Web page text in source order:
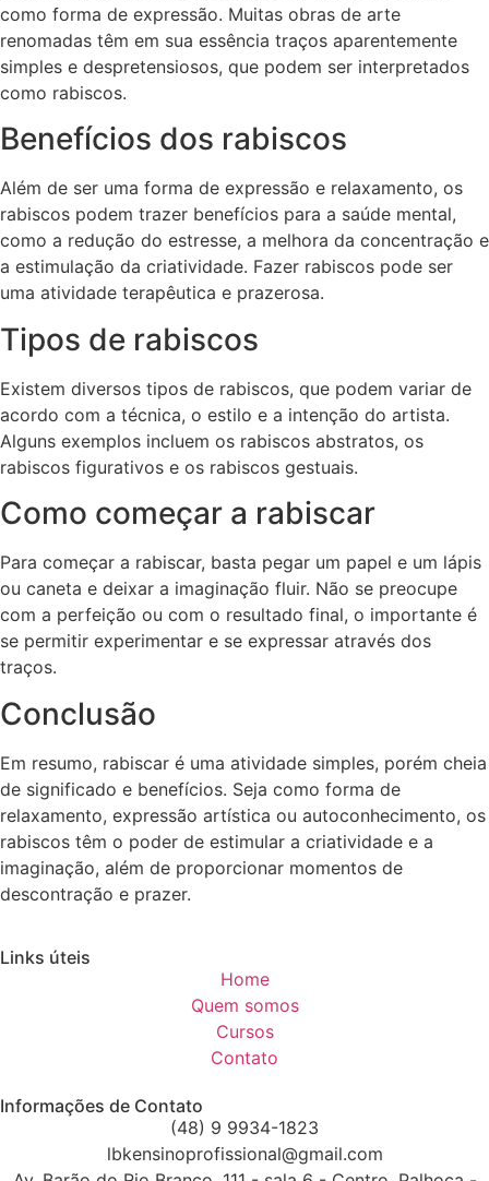
como forma de expressão. Muitas obras de arte
renomadas têm em sua essência traços aparentemente
simples e despretensiosos, que podem ser interpretados
como rabiscos.
Benefícios dos rabiscos
Além de ser uma forma de expressão e relaxamento, os
rabiscos podem trazer benefícios para a saúde mental,
como a redução do estresse, a melhora da concentração e
a estimulação da criatividade. Fazer rabiscos pode ser
uma atividade terapêutica e prazerosa.
Tipos de rabiscos
Existem diversos tipos de rabiscos, que podem variar de
acordo com a técnica, o estilo e a intenção do artista.
Alguns exemplos incluem os rabiscos abstratos, os
rabiscos figurativos e os rabiscos gestuais.
Como começar a rabiscar
Para começar a rabiscar, basta pegar um papel e um lápis
ou caneta e deixar a imaginação fluir. Não se preocupe
com a perfeição ou com o resultado final, o importante é
se permitir experimentar e se expressar através dos
traços.
Conclusão
Em resumo, rabiscar é uma atividade simples, porém cheia
de significado e benefícios. Seja como forma de
relaxamento, expressão artística ou autoconhecimento, os
rabiscos têm o poder de estimular a criatividade e a
imaginação, além de proporcionar momentos de
descontração e prazer.
Links úteis
Home
Quem somos
Cursos
Contato
Informações de Contato
(48) 9 9934-1823
lbkensinoprofissional@gmail.com